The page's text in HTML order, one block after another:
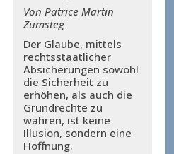
Von Patrice Martin
Zumsteg
Der Glaube, mittels
rechtsstaatlicher
Absicherungen sowohl
die Sicherheit zu
erhöhen, als auch die
Grundrechte zu
wahren, ist keine
Illusion, sondern eine
Hoffnung.